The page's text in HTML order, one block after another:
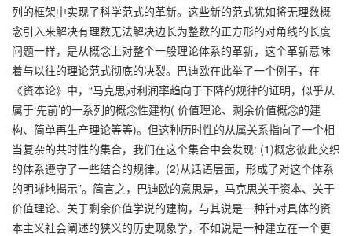
列的框架中实现了科学范式的革新。这些新的范式犹如将无理数概
念引入来解决有理数无法解决边长为整数的正方形的对角线的长度
问题一样，是从概念上对整个一般理论体系的革新，这个革新意味
着与以往的理论范式彻底的决裂。巴迪欧在此举了一个例子，在
《资本论》中，“马克思对利润率趋向于下降的规律的证明，似乎从
属于‘先前’的一系列的概念性建构( 价值理论、剩余价值概念的建
构、简单再生产理论等等)。但这种历时性的从属关系指向了一个相
当复杂的共时性的集合，我们在这个集合中会发现: (1)概念彼此交织
的体系遵守了一些结合的规律。(2)从话语层面，形成了对这个体系
的明晰地揭示”。简言之，巴迪欧的意思是，马克思关于资本、关于
价值理论、关于剩余价值学说的建构，与其说是一种针对具体的资
本主义社会阐述的狭义的历史现象学，不如说是一种建立在一个更